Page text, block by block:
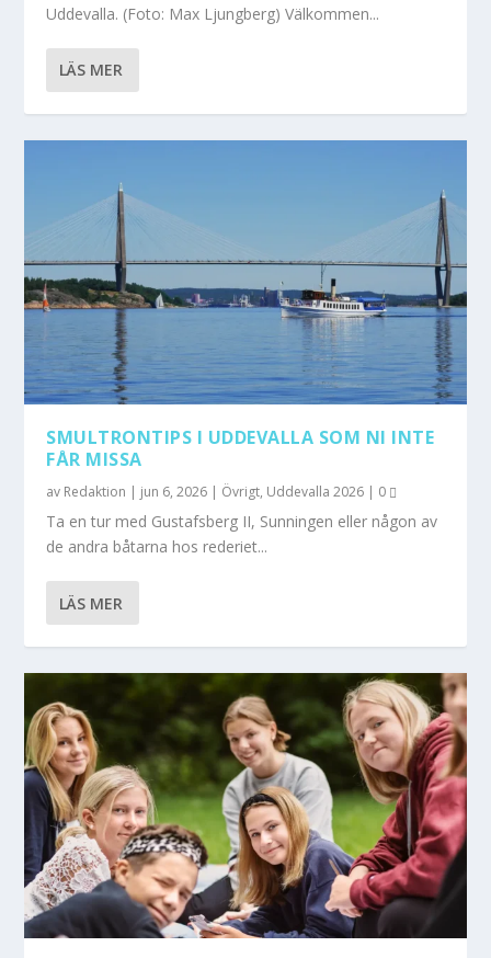
Uddevalla. (Foto: Max Ljungberg) Välkommen...
LÄS MER
SMULTRONTIPS I UDDEVALLA SOM NI INTE
FÅR MISSA
av Redaktion | jun 6, 2026 | Övrigt, Uddevalla 2026 | 0
Ta en tur med Gustafsberg II, Sunningen eller någon av
de andra båtarna hos rederiet...
LÄS MER